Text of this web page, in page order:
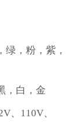
，粉，紫，
，白，金
、110V、